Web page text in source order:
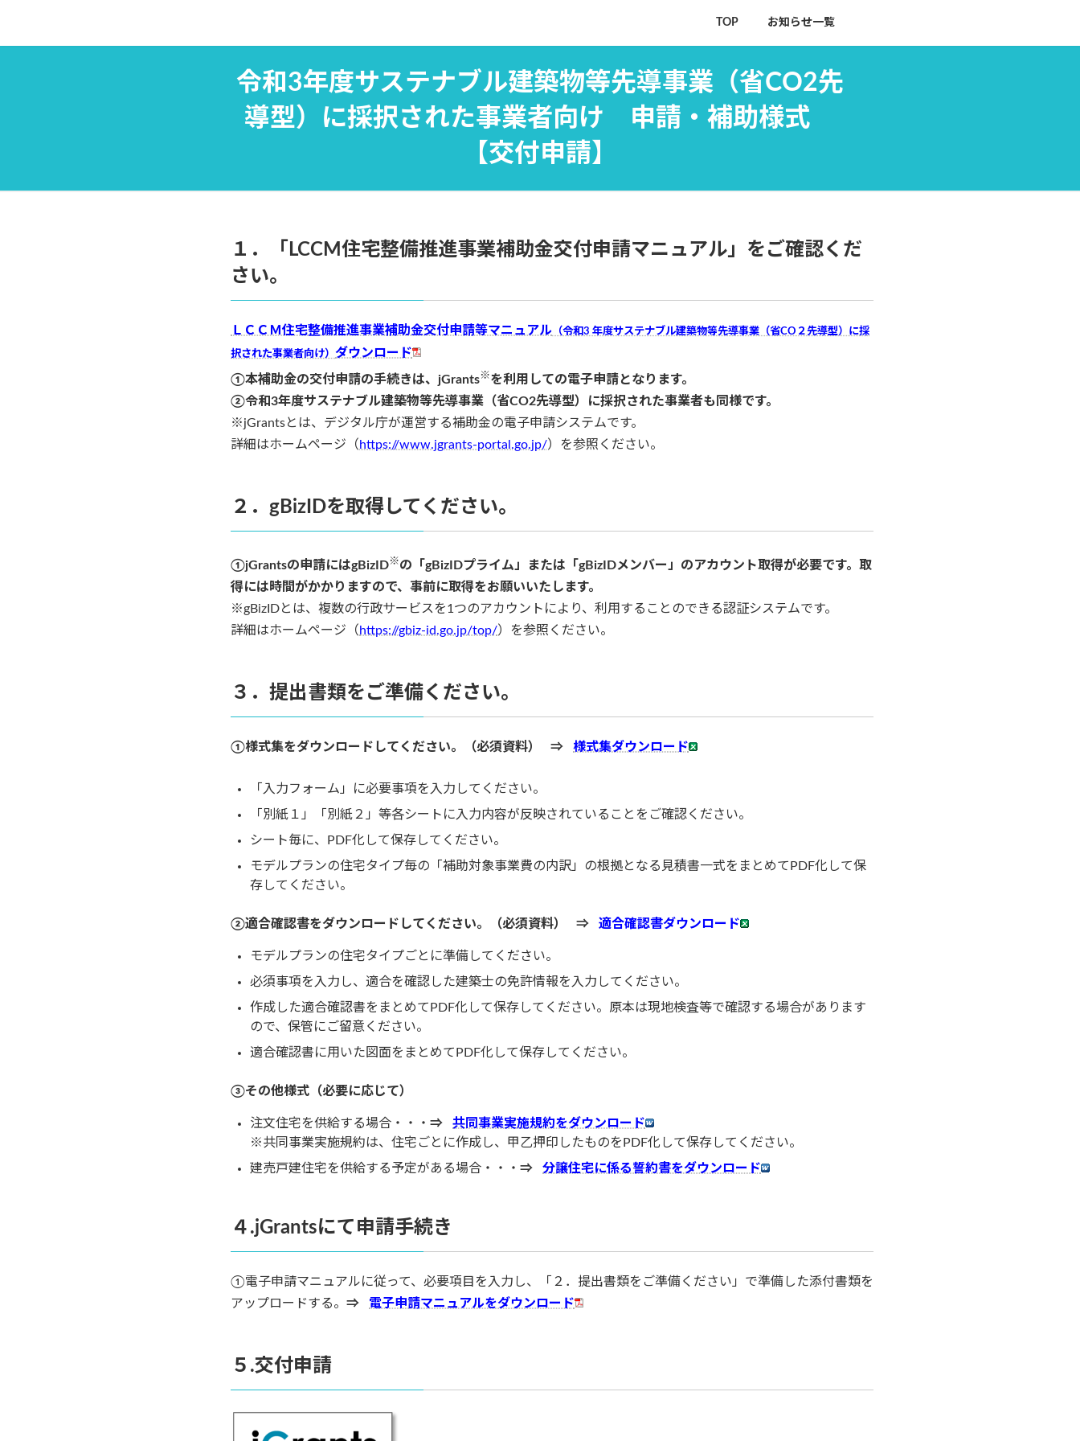
テ
ゲ
TOP お知らせ一覧
令和3年度サステナブル建築物等先導事業（省CO2先
導型）に採択された事業者向け 申請・補助様式
【交付申請】
１．「LCCM住宅整備推進事業補助金交付申請マニュアル」をご確認くだ
さい。
ＬＣＣＭ住宅整備推進事業補助⾦交付申請等マニュアル （令和3 年度サステナブル建築物等先導事業（省CO２先導型）に採
択された事業者向け） ダウンロード
①本補助金の交付申請の手続きは、jGrants※を利用しての電子申請となります。
②令和3年度サステナブル建築物等先導事業（省CO2先導型）に採択された事業者も同様です。
※jGrantsとは、デジタル庁が運営する補助金の電子申請システムです。
詳細はホームページ（ https://www.jgrants-portal.go.jp/）を参照ください。
２．gBizIDを取得してください。
①jGrantsの申請にはgBizID※の「gBizIDプライム」または「gBizIDメンバー」のアカウント取得が必要です。取
得には時間がかかりますので、事前に取得をお願いいたします。
※gBizIDとは、複数の行政サービスを1つのアカウントにより、利用することのできる認証システムです。
詳細はホームページ（ https://gbiz-id.go.jp/top/）を参照ください。
３．提出書類をご準備ください。
①様式集をダウンロードしてください。（必須資料） ⇒ 様式集ダウンロード
「入力フォーム」に必要事項を入力してください。
「別紙１」「別紙２」等各シートに入力内容が反映されていることをご確認ください。
シート毎に、PDF化して保存してください。
モデルプランの住宅タイプ毎の「補助対象事業費の内訳」の根拠となる見積書一式をまとめてPDF化して保
存してください。
②適合確認書をダウンロードしてください。（必須資料） ⇒ 適合確認書ダウンロード
モデルプランの住宅タイプごとに準備してください。
必須事項を入力し、適合を確認した建築士の免許情報を入力してください。
作成した適合確認書をまとめてPDF化して保存してください。原本は現地検査等で確認する場合があります
ので、保管にご留意ください。
適合確認書に用いた図面をまとめてPDF化して保存してください。
③その他様式（必要に応じて）
注文住宅を供給する場合・・・ ⇒ 共同事業実施規約をダウンロード
※共同事業実施規約は、住宅ごとに作成し、甲乙押印したものをPDF化して保存してください。
建売戸建住宅を供給する予定がある場合・・・ ⇒ 分譲住宅に係る誓約書をダウンロード
４.jGrantsにて申請手続き
①電子申請マニュアルに従って、必要項目を入力し、「２．提出書類をご準備ください」で準備した添付書類を
アップロードする。 ⇒ 電子申請マニュアルをダウンロード
５.交付申請